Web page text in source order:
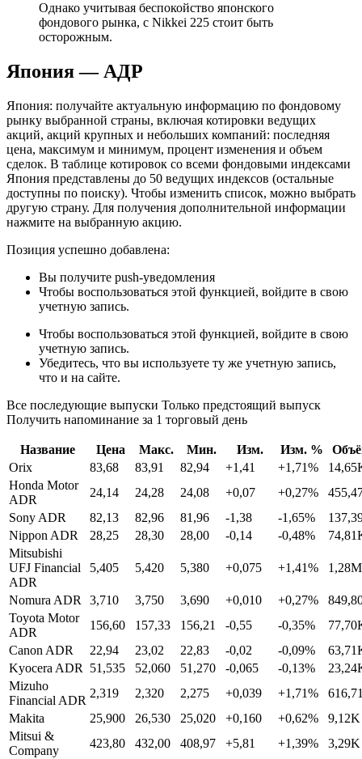
Однако учитывая беспокойство японского
фондового рынка, с Nikkei 225 стоит быть
осторожным.
Япония — АДР
Япония: получайте актуальную информацию по фондовому
рынку выбранной страны, включая котировки ведущих
акций, акций крупных и небольших компаний: последняя
цена, максимум и минимум, процент изменения и объем
сделок. В таблице котировок со всеми фондовыми индексами
Япония представлены до 50 ведущих индексов (остальные
доступны по поиску). Чтобы изменить список, можно выбрать
другую страну. Для получения дополнительной информации
нажмите на выбранную акцию.
Позиция успешно добавлена:
Вы получите push-уведомления
Чтобы воспользоваться этой функцией, войдите в свою
учетную запись.
Чтобы воспользоваться этой функцией, войдите в свою
учетную запись.
Убедитесь, что вы используете ту же учетную запись,
что и на сайте.
Все последующие выпуски Только предстоящий выпуск
Получить напоминание за 1 торговый день
Название Цена Макс. Мин. Изм. Изм. %
Orix
83,68 83,91 82,94 +1,41 +1,71%
Honda Motor
ADR
24,14 24,28 24,08 +0,07 +0,27%
Sony ADR
82,13 82,96 81,96 -1,38 -1,65%
Nippon ADR
28,25 28,30 28,00 -0,14 -0,48%
Mitsubishi
UFJ Financial
ADR
5,405 5,420 5,380 +0,075 +1,41% 1,28M
Nomura ADR 3,710 3,750 3,690 +0,010 +0,27%
Toyota Motor
ADR
156,60 157,33 156,21 -0,55 -0,35%
Canon ADR
22,94 23,02 22,83 -0,02 -0,09%
Kyocera ADR
51,535 52,060 51,270 -0,065 -0,13%
Mizuho
Financial ADR
2,319 2,320 2,275 +0,039 +1,71%
Makita
25,900 26,530 25,020 +0,160 +0,62%
9,12K
Mitsui &
Company
423,80 432,00 408,97 +5,81 +1,39%
3,29K